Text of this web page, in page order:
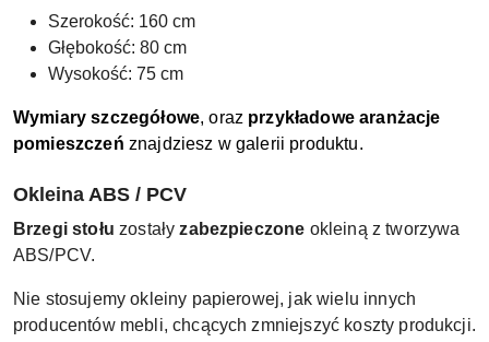
Szerokość: 160 cm
Głębokość: 80 cm
Wysokość: 75 cm
Wymiary szczegółowe, oraz przykładowe aranżacje
pomieszczeń znajdziesz w galerii produktu.
Okleina ABS / PCV
Brzegi stołuzostałyzabezpieczone okleiną z tworzywa
ABS/PCV.
Nie stosujemy okleiny papierowej, jak wielu innych
producentów mebli, chcących zmniejszyć koszty produkcji.